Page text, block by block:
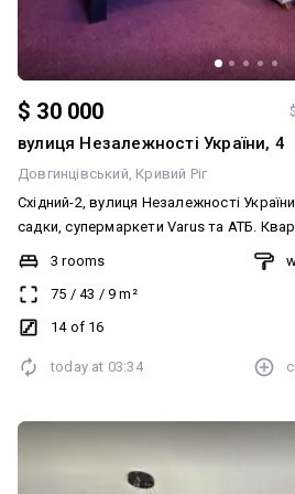
$ 30 000
вулиця Незалежності України, 4
Довгинцівський Кривий Ріг
Східний-2, вулиця Незалежності
садки, супермаркети Varus та АТБ. Квартира з розкішним
краєвидом з вікна, 14/16 поверх.
роздільний. У хорошому стані,
залишаються вбудовані меблі.
є всі лічильники. Документи готові до продажу. Без боргів. ☎️
3 rooms
75 / 43 / 9 m²
14 of 16
today at 03:34